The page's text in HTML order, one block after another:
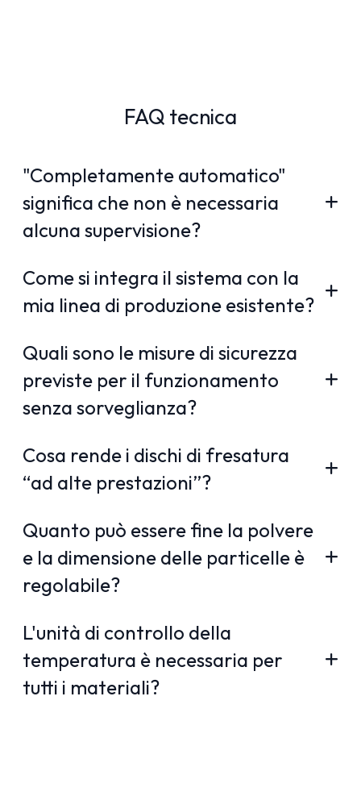
FAQ tecnica
"Completamente automatico"
significa che non è necessaria
alcuna supervisione?
Come si integra il sistema con la
mia linea di produzione esistente?
Quali sono le misure di sicurezza
previste per il funzionamento
senza sorveglianza?
Cosa rende i dischi di fresatura
“ad alte prestazioni”?
Quanto può essere fine la polvere
e la dimensione delle particelle è
regolabile?
L'unità di controllo della
temperatura è necessaria per
tutti i materiali?